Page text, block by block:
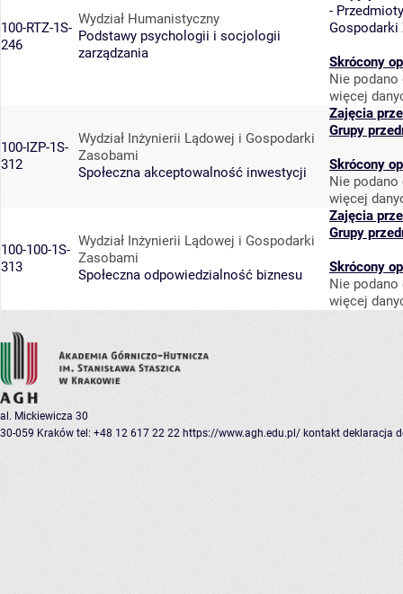
100-RTZ-1S-
246
Wydział Humanistyczny
Podstawy psychologii i socjologii
zarządzania
-
Gospodarki
Skrócony
Nie
więcej
100-IZP-1S-
312
Wydział Inżynierii Lądowej i Gospodarki
Zasobami
Społeczna akceptowalność inwestycji
Zajęcia
Grupy
Skrócony
Nie
więcej
100-100-1S-
313
Wydział Inżynierii Lądowej i Gospodarki
Zasobami
Społeczna odpowiedzialność biznesu
Zajęcia
Grupy
Skrócony
Nie
więcej
al. Mickiewicza 30
30-059 Kraków tel: +48 12 617 22 22 https://www.agh.edu.pl/ kontakt deklaracja